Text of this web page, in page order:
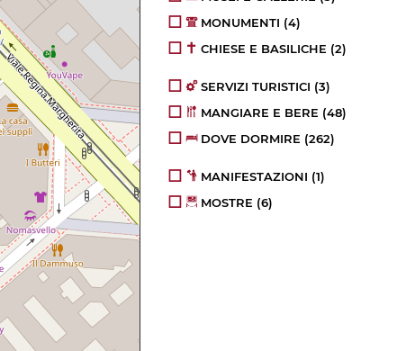
MONUMENTI (4)
CHIESE E BASILICHE (2)
SERVIZI TURISTICI (3)
MANGIARE E BERE (48)
DOVE DORMIRE (262)
MANIFESTAZIONI (1)
MOSTRE (6)